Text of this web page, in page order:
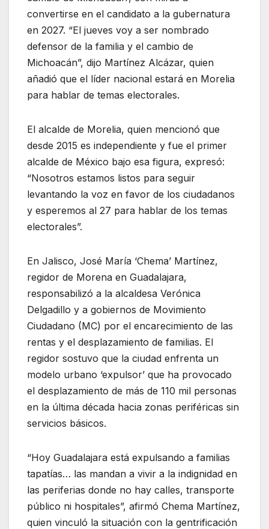
convertirse en el candidato a la gubernatura
en 2027. “El jueves voy a ser nombrado
defensor de la familia y el cambio de
Michoacán”, dijo Martínez Alcázar, quien
añadió que el líder nacional estará en Morelia
para hablar de temas electorales.
El alcalde de Morelia, quien mencionó que
desde 2015 es independiente y fue el primer
alcalde de México bajo esa figura, expresó:
“Nosotros estamos listos para seguir
levantando la voz en favor de los ciudadanos
y esperemos al 27 para hablar de los temas
electorales”.
En Jalisco, José María ‘Chema’ Martínez,
regidor de Morena en Guadalajara,
responsabilizó a la alcaldesa Verónica
Delgadillo y a gobiernos de Movimiento
Ciudadano (MC) por el encarecimiento de las
rentas y el desplazamiento de familias. El
regidor sostuvo que la ciudad enfrenta un
modelo urbano ‘expulsor’ que ha provocado
el desplazamiento de más de 110 mil personas
en la última década hacia zonas periféricas sin
servicios básicos.
“Hoy Guadalajara está expulsando a familias
tapatías… las mandan a vivir a la indignidad en
las periferias donde no hay calles, transporte
público ni hospitales”, afirmó Chema Martínez,
quien vinculó la situación con la gentrificación